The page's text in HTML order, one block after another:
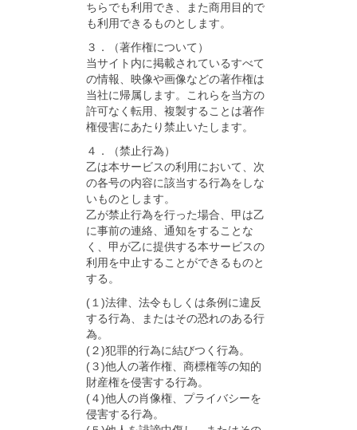
ちらでも利用でき、また商用目的で
も利用できるものとします。
３．（著作権について）
当サイト内に掲載されているすべて
の情報、映像や画像などの著作権は
当社に帰属します。これらを当方の
許可なく転用、複製することは著作
権侵害にあたり禁止いたします。
４．（禁止行為）
乙は本サービスの利用において、次
の各号の内容に該当する行為をしな
いものとします。
乙が禁止行為を行った場合、甲は乙
に事前の連絡、通知をすることな
く、甲が乙に提供する本サービスの
利用を中止することができるものと
する。
(１)法律、法令もしくは条例に違反
する行為、またはその恐れのある行
為。
(２)犯罪的行為に結びつく行為。
(３)他人の著作権、商標権等の知的
財産権を侵害する行為。
(４)他人の肖像権、プライバシーを
侵害する行為。